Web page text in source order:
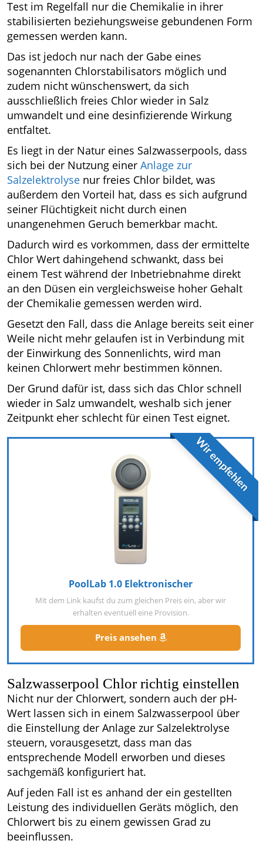
Test im Regelfall nur die Chemikalie in ihrer
stabilisierten beziehungsweise gebundenen Form
gemessen werden kann.
Das ist jedoch nur nach der Gabe eines
sogenannten Chlorstabilisators möglich und
zudem nicht wünschenswert, da sich
ausschließlich freies Chlor wieder in Salz
umwandelt und eine desinfizierende Wirkung
entfaltet.
Es liegt in der Natur eines Salzwasserpools, dass
sich bei der Nutzung einer Anlage zur
Salzelektrolyse nur freies Chlor bildet, was
außerdem den Vorteil hat, dass es sich aufgrund
seiner Flüchtigkeit nicht durch einen
unangenehmen Geruch bemerkbar macht.
Dadurch wird es vorkommen, dass der ermittelte
Chlor Wert dahingehend schwankt, dass bei
einem Test während der Inbetriebnahme direkt
an den Düsen ein vergleichsweise hoher Gehalt
der Chemikalie gemessen werden wird.
Gesetzt den Fall, dass die Anlage bereits seit einer
Weile nicht mehr gelaufen ist in Verbindung mit
der Einwirkung des Sonnenlichts, wird man
keinen Chlorwert mehr bestimmen können.
Der Grund dafür ist, dass sich das Chlor schnell
wieder in Salz umwandelt, weshalb sich jener
Zeitpunkt eher schlecht für einen Test eignet.
Wir empfehlen
PoolLab 1.0 Elektronischer
Mit dem Link kaufst du zum gleichen Preis ein, aber wir
erhalten eventuell eine Provision.
Preis ansehen
Salzwasserpool Chlor richtig einstellen
Nicht nur der Chlorwert, sondern auch der pH-
Wert lassen sich in einem Salzwasserpool über
die Einstellung der Anlage zur Salzelektrolyse
steuern, vorausgesetzt, dass man das
entsprechende Modell erworben und dieses
sachgemäß konfiguriert hat.
Auf jeden Fall ist es anhand der ein gestellten
Leistung des individuellen Geräts möglich, den
Chlorwert bis zu einem gewissen Grad zu
beeinflussen.